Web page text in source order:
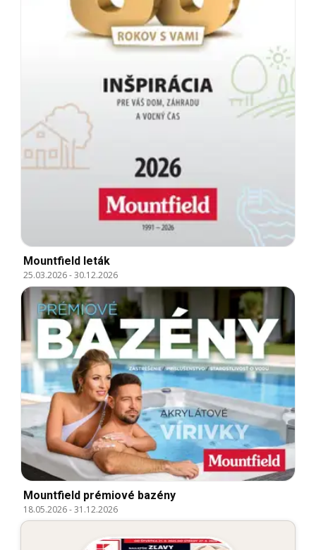
Mountfield leták
25.03.2026-30.12.2026
Mountfield prémiové bazény
18.05.2026-31.12.2026